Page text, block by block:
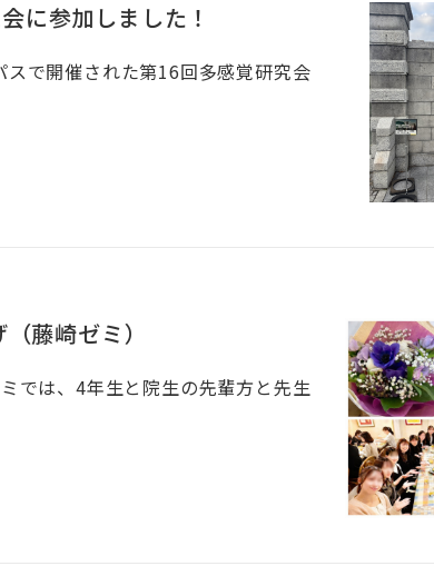
に参加しました！
で開催された第16回多感覚研究会
藤崎ゼミ）
では、4年生と院生の先輩方と先生